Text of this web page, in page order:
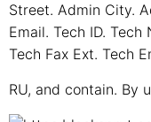
Street. Admin City.
Email. Tech ID.
Tech Fax Ext. Tech
RU, and contain. By